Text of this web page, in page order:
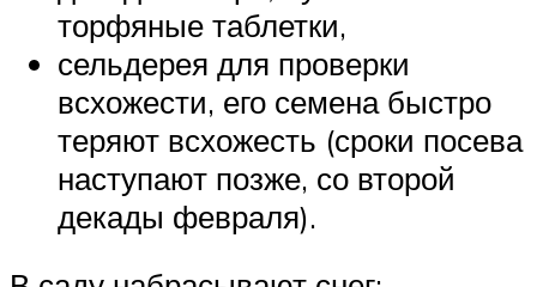
торфяные таблетки,
сельдерея для проверки
всхожести, его семена быстро
теряют всхожесть (сроки посева
наступают позже, со второй
декады февраля).